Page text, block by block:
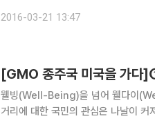
표시는 식품업계에서는 ‘주홍글씨’를
2016-03-21 13:47
[GMO 종주국 미국을 가다
웰빙(Well-Being)을 넘어 웰다이
거리에 대한 국민의 관심은 나날이